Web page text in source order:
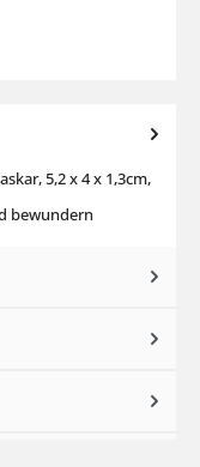
5,2 x 4 x 1,3cm,
bewundern